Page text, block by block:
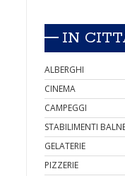
IN
ALBERGHI
CINEMA
CAMPEGGI
STABILIMENTI
GELATERIE
PIZZERIE